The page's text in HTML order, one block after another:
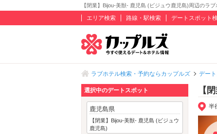
【閉業】Bijou-美獣- 鹿児島 (ビジュウ鹿児島)周辺のラブ
エリア検索 路線・駅検索 デートスポット
ラブホテル検索・予約ならカップルズ デー
【
半
選択中のデートスポット
鹿児島県
【閉業】Bijou-美獣- 鹿児島 (ビジュウ
鹿児島)